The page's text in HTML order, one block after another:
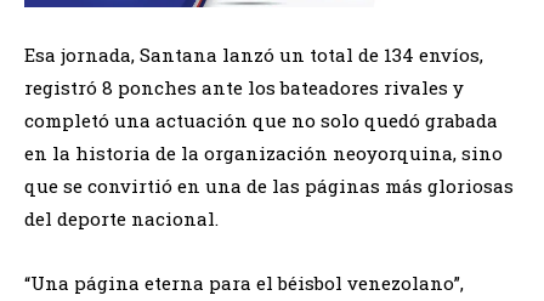
Esa jornada, Santana lanzó un total de 134 envíos,
registró 8 ponches ante los bateadores rivales y
completó una actuación que no solo quedó grabada
en la historia de la organización neoyorquina, sino
que se convirtió en una de las páginas más gloriosas
del deporte nacional.
“Una página eterna para el béisbol venezolano”,